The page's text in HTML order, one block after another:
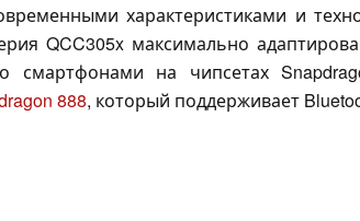
характеристиками и
QCC305x максимально
смартфонами на чипсетах
888, который поддерживает